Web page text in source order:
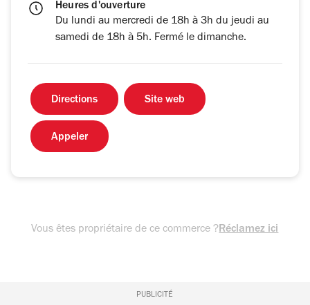
Heures d'ouverture
Du lundi au mercredi de 18h à 3h du jeudi au
samedi de 18h à 5h. Fermé le dimanche.
Directions Site web
Appeler
Vous êtes propriétaire de ce commerce ?Réclamez ici
PUBLICITÉ